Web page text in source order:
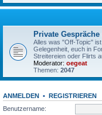
Private
Alles was "Off-Topic"
Gelegenheit, euch in
Streitereien oder Flirts
Moderator: oegeat
Themen: 2047
ANMELDEN • REGISTRIEREN
Benutzername: